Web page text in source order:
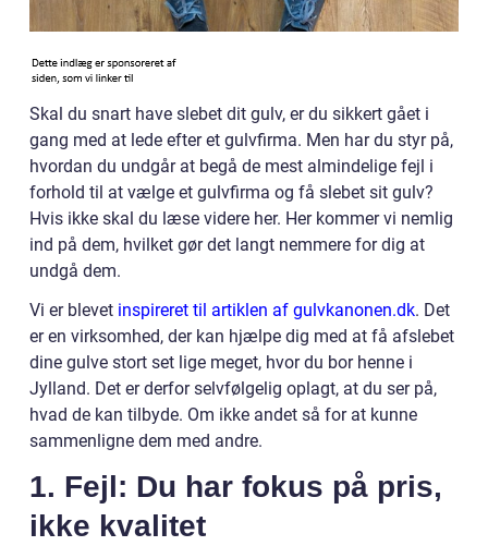
Skal du snart have slebet dit gulv, er du sikkert gået i
gang med at lede efter et gulvfirma. Men har du styr på,
hvordan du undgår at begå de mest almindelige fejl i
forhold til at vælge et gulvfirma og få slebet sit gulv?
Hvis ikke skal du læse videre her. Her kommer vi nemlig
ind på dem, hvilket gør det langt nemmere for dig at
undgå dem.
Vi er blevet inspireret til artiklen af gulvkanonen.dk. Det
er en virksomhed, der kan hjælpe dig med at få afslebet
dine gulve stort set lige meget, hvor du bor henne i
Jylland. Det er derfor selvfølgelig oplagt, at du ser på,
hvad de kan tilbyde. Om ikke andet så for at kunne
sammenligne dem med andre.
1. Fejl: Du har fokus på pris,
ikke kvalitet